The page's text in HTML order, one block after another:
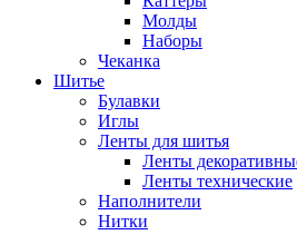
Молды
Наборы
Чеканка
Шитье
Булавки
Иглы
Ленты для шитья
Ленты
Ленты технические
Наполнители
Нитки